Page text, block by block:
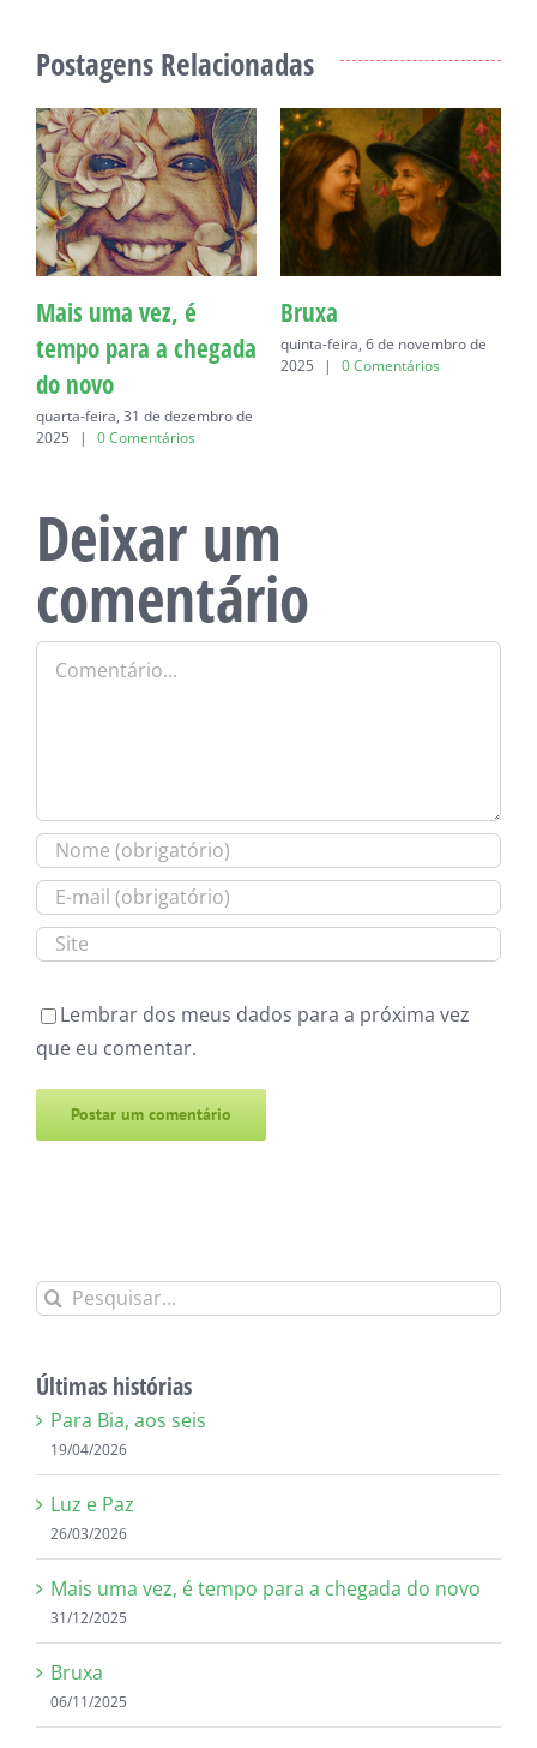
Postagens Relacionadas
Mais uma vez, é
tempo para a chegada
do novo
quarta-feira, 31 de dezembro de
2025
| 0 Comentários
Bruxa
quinta-feira, 6 de novembro de
2025
| 0 Comentários
Deixar um
comentário
Comentário
Lembrar dos meus dados para a próxima vez
que eu comentar.
Buscar
Últimas histórias
Para Bia, aos seis
19/04/2026
Luz e Paz
26/03/2026
Mais uma vez, é tempo para a chegada do novo
31/12/2025
Bruxa
06/11/2025